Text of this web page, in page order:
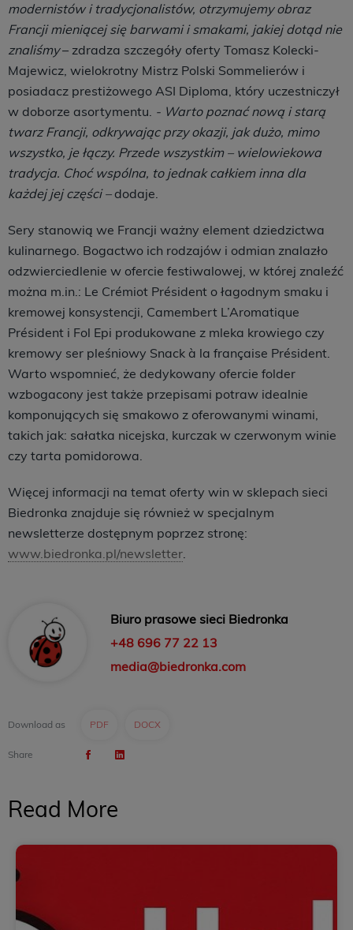
modernistów i tradycjonalistów, otrzymujemy obraz
Francji mieniącej się barwami i smakami, jakiej dotąd nie
znaliśmy– zdradza szczegóły oferty Tomasz Kolecki-
Majewicz, wielokrotny Mistrz Polski Sommelierów i
posiadacz prestiżowego ASI Diploma, który uczestniczył
w doborze asortymentu. - Warto poznać nową i starą
twarz Francji, odkrywając przy okazji, jak dużo, mimo
wszystko, je łączy. Przede wszystkim – wielowiekowa
tradycja. Choć wspólna, to jednak całkiem inna dla
każdej jej części – dodaje.
Sery stanowią we Francji ważny element dziedzictwa
kulinarnego. Bogactwo ich rodzajów i odmian znalazło
odzwierciedlenie w ofercie festiwalowej, w której znaleźć
można m.in.: Le Crémiot Président o łagodnym smaku i
kremowej konsystencji, Camembert L’Aromatique
Président i Fol Epi produkowane z mleka krowiego czy
kremowy ser pleśniowy Snack à la française Président.
Warto wspomnieć, że dedykowany ofercie folder
wzbogacony jest także przepisami potraw idealnie
komponujących się smakowo z oferowanymi winami,
takich jak: sałatka nicejska, kurczak w czerwonym winie
czy tarta pomidorowa.
Więcej informacji na temat oferty win w sklepach sieci
Biedronka znajduje się również w specjalnym
newsletterze dostępnym poprzez stronę:
www.biedronka.pl/newsletter.
Biuro prasowe sieci Biedronka
+48 696 77 22 13
media@biedronka.com
Download as PDF DOCX
Share
Read More